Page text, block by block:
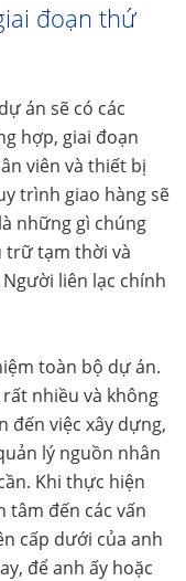
đoạn thứ
án sẽ có các
hợp, giai đoạn
viên và thiết bị
trình giao hàng sẽ
những gì chúng
trữ tạm thời và
liên lạc chính
toàn bộ dự án.
nhiều và không
đến việc xây dựng,
lý nguồn nhân
Khi thực hiện
tâm đến các vấn
cấp dưới của anh
để anh ấy hoặc